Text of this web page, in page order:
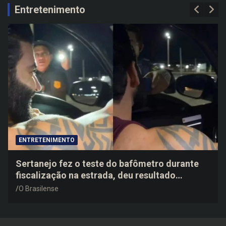
c
h
Entretenimento
ENTRETENIMENTO
Sertanejo fez o teste do bafômetro durante
fiscalização na estrada, deu resultado
negativo e elogiou o trabalho dos agentes de
O Brasilense